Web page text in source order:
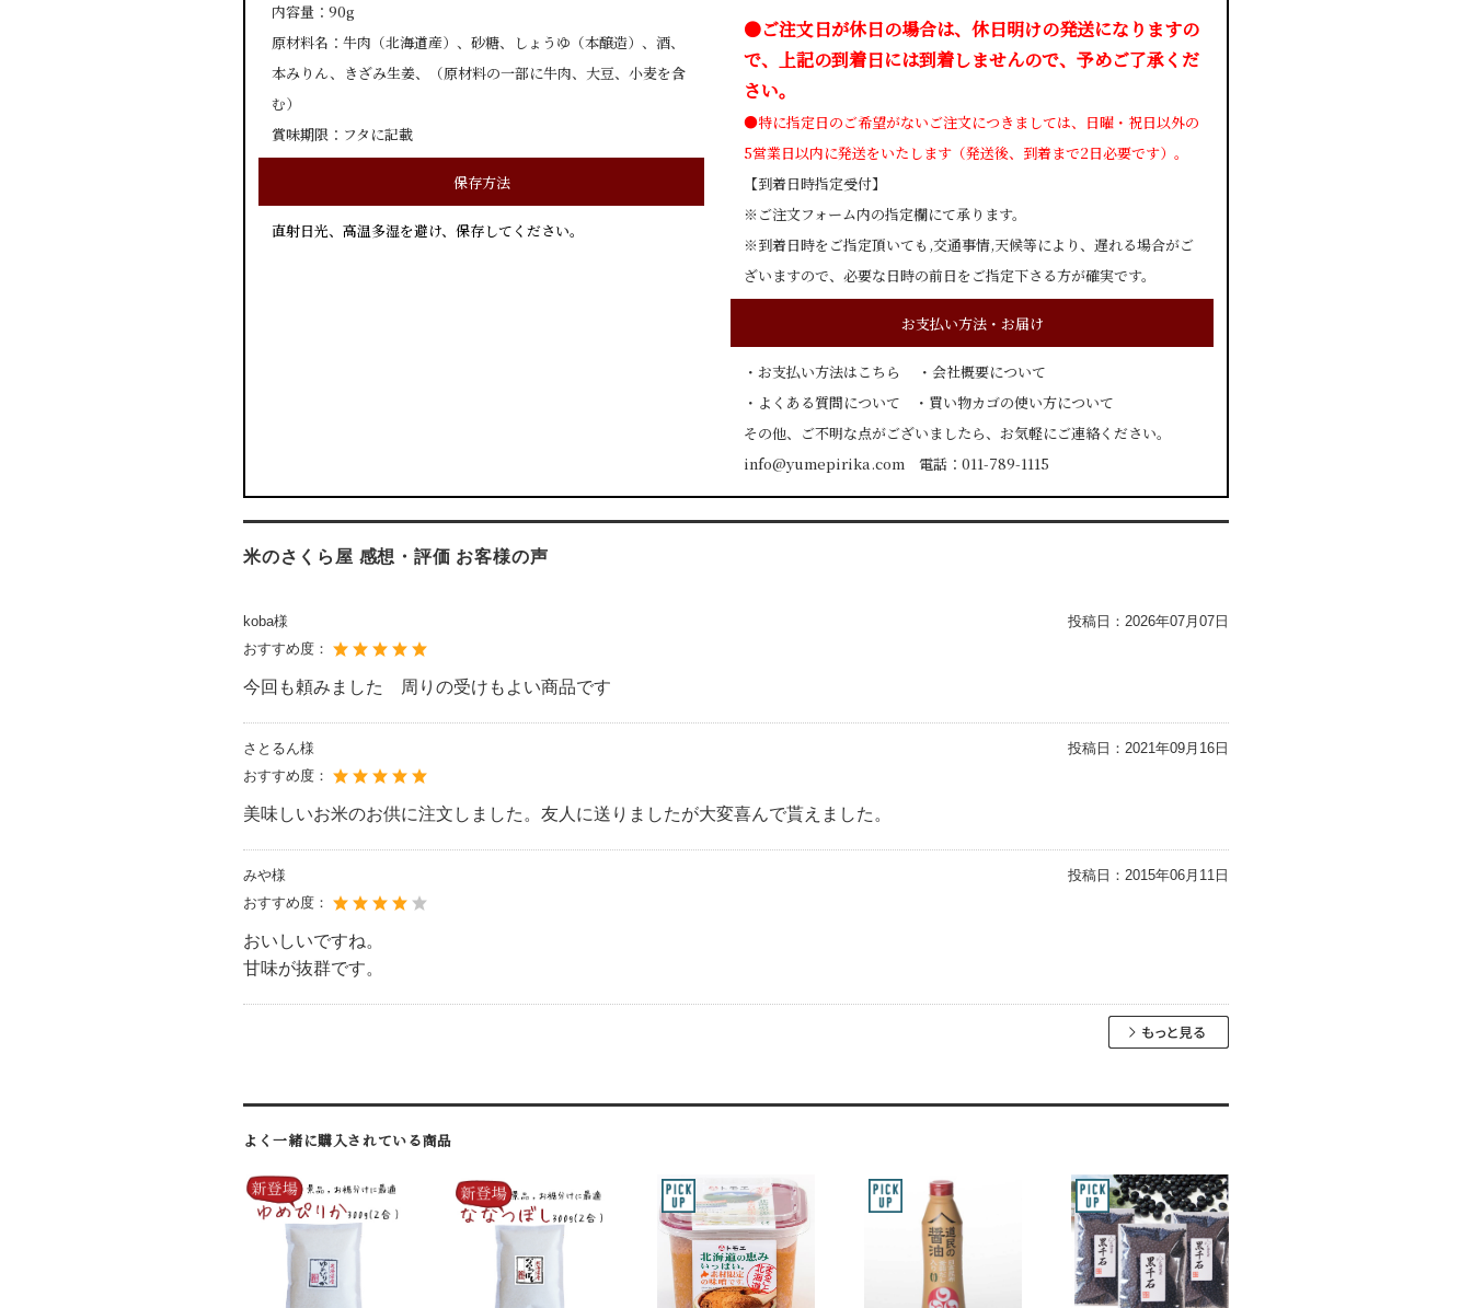
内容量：90g
原材料名：牛肉（北海道産）、砂糖、しょうゆ（本醸造）、酒、
本みりん、きざみ生姜、（原材料の一部に牛肉、大豆、小麦を含
む）
賞味期限：フタに記載
保存方法
直射日光、高温多湿を避け、保存してください。
●ご注文日が休日の場合は、休日明けの発送になりますの
で、上記の到着日には到着しませんので、予めご了承くだ
さい。
●特に指定日のご希望がないご注文につきましては、日曜・祝日以外の
5営業日以内に発送をいたします（発送後、到着まで2日必要です）。
【到着日時指定受付】
※ご注文フォーム内の指定欄にて承ります。
※到着日時をご指定頂いても,交通事情,天候等により、遅れる場合がご
ざいますので、必要な日時の前日をご指定下さる方が確実です。
お支払い方法・お届け
・ お支払い方法はこちら ・ 会社概要について
・ よくある質問について ・ 買い物カゴの使い方について
その他、ご不明な点がございましたら、お気軽にご連絡ください。
info@yumepirika.com 電話：011-789-1115
米のさくら屋 感想・評価 お客様の声
koba様 投稿日： 2026年07月07日
おすすめ度：
今回も頼みました 周りの受けもよい商品です
さとるん様 投稿日： 2021年09月16日
おすすめ度：
美味しいお米のお供に注文しました。友人に送りましたが大変喜んで貰えました。
みや様 投稿日： 2015年06月11日
おすすめ度：
おいしいですね。
甘味が抜群です。
よく一緒に購入されている商品